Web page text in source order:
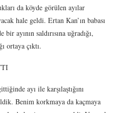
da köyde görülen ayılar
hale geldi. Ertan Kan’ın babası
ayının saldırısına uğradığı,
ortaya çıktı.
ayı ile karşılaştığını
Benim korkmaya da kaçmaya